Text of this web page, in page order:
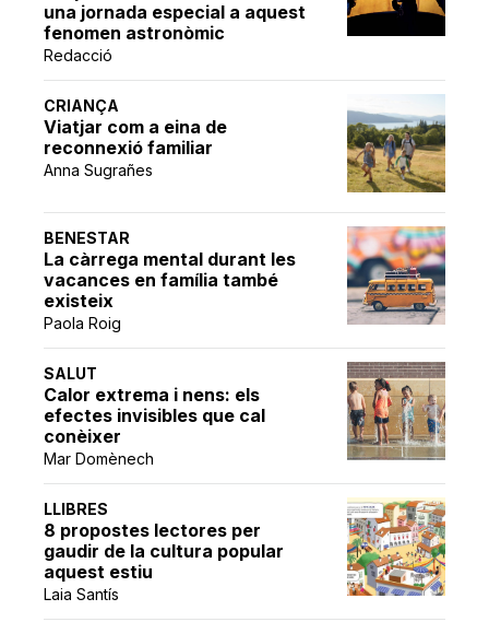
una jornada especial a aquest
fenomen astronòmic
Redacció
CRIANÇA
Viatjar com a eina de
reconnexió familiar
Anna Sugrañes
BENESTAR
La càrrega mental durant les
vacances en família també
existeix
Paola Roig
SALUT
Calor extrema i nens: els
efectes invisibles que cal
conèixer
Mar Domènech
LLIBRES
8 propostes lectores per
gaudir de la cultura popular
aquest estiu
Laia Santís